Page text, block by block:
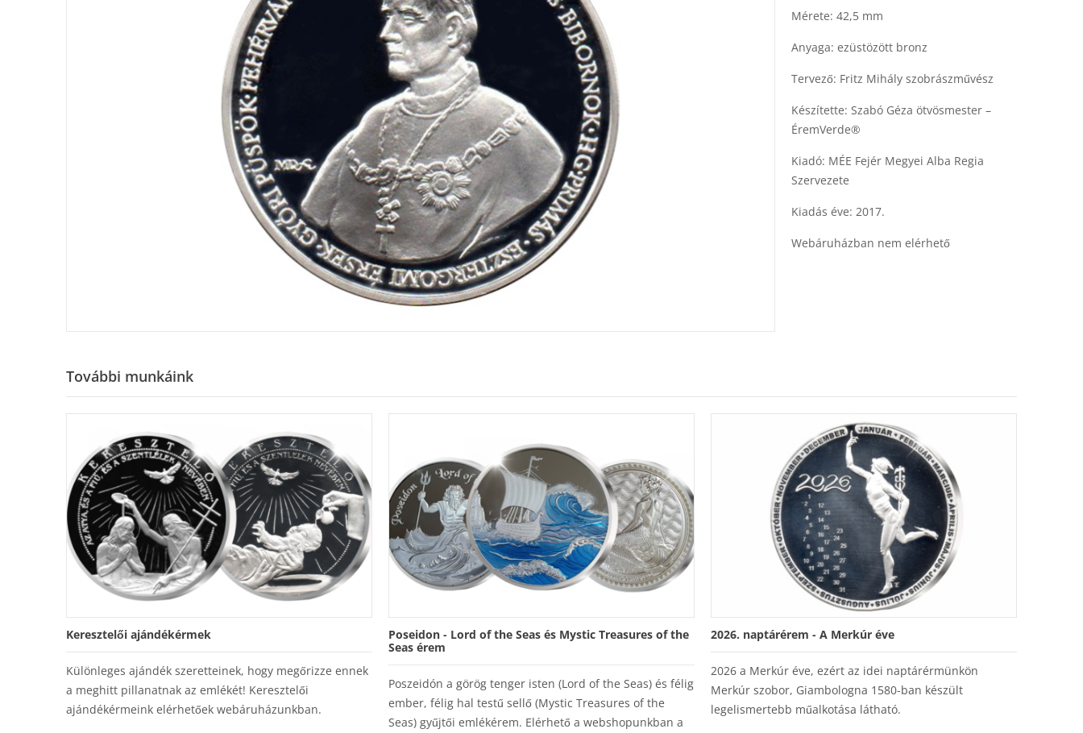
Mérete: 42,5 mm
Anyaga: ezüstözött bronz
Tervező: Fritz Mihály szobrászművész
Készítette: Szabó Géza ötvösmester –
ÉremVerde®
Kiadó: MÉE Fejér Megyei Alba Regia
Szervezete
Kiadás éve: 2017.
Webáruházban nem elérhető
További munkáink
Keresztelői ajándékérmek
Különleges ajándék szeretteinek, hogy megőrizze ennek
a meghitt pillanatnak az emlékét! Keresztelői
ajándékérmeink elérhetőek webáruházunkban.
Poseidon - Lord of the Seas és Mystic Treasures of the
Seas érem
Poszeidón a görög tenger isten (Lord of the Seas) és félig
ember, félig hal testű sellő (Mystic Treasures of the
Seas) gyűjtői emlékérem. Elérhető a webshopunkban a
2026. naptárérem - A Merkúr éve
2026 a Merkúr éve, ezért az idei naptárérmünkön
Merkúr szobor, Giambologna 1580-ban készült
legelismertebb műalkotása látható.